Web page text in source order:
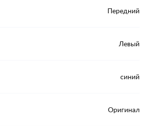
Передний
Левый
синий
Оригинал